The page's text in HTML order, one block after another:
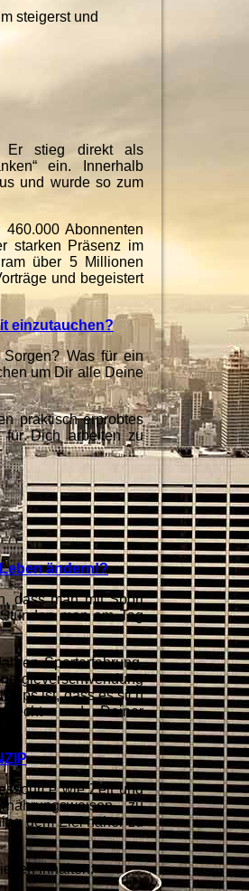
steigerst und
Er stieg direkt als
ein. Innerhalb
und wurde so zum
Abonnenten
starken Präsenz im
über 5 Millionen
und begeistert
einzutauchen?
Was für ein
um Dir alle Deine
praktisch erprobtes
für Dich arbeiten zu
ändern!?
dass man mit Sport
man am Tag
Sporterfahrung,
ist, dass es sich
und Deiner
wie Zeit und
zu
dem Ziel näher zu
Inhalten: